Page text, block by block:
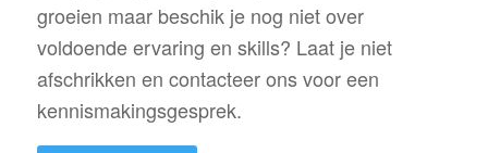
groeien maar beschik je nog niet over
voldoende ervaring en skills? Laat je niet
afschrikken en contacteer ons voor een
kennismakingsgesprek.